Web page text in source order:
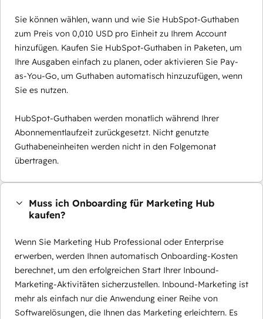
Sie können wählen, wann und wie Sie HubSpot-Guthaben
zum Preis von 0,010 USD pro Einheit zu Ihrem Account
hinzufügen. Kaufen Sie HubSpot-Guthaben in Paketen, um
Ihre Ausgaben einfach zu planen, oder aktivieren Sie Pay-
as-You-Go, um Guthaben automatisch hinzuzufügen, wenn
Sie es nutzen.
HubSpot-Guthaben werden monatlich während Ihrer
Abonnementlaufzeit zurückgesetzt. Nicht genutzte
Guthabeneinheiten werden nicht in den Folgemonat
übertragen.
Muss ich Onboarding für Marketing Hub
kaufen?
Wenn Sie Marketing Hub Professional oder Enterprise
erwerben, werden Ihnen automatisch Onboarding-Kosten
berechnet, um den erfolgreichen Start Ihrer Inbound-
Marketing-Aktivitäten sicherzustellen. Inbound-Marketing ist
mehr als einfach nur die Anwendung einer Reihe von
Softwarelösungen, die Ihnen das Marketing erleichtern. Es